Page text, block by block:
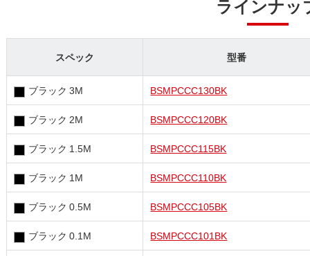
ラインナッ
スペック 型番
ブラック 3M BSMPCCC130BK
ブラック 2M BSMPCCC120BK
ブラック 1.5M BSMPCCC115BK
ブラック 1M BSMPCCC110BK
ブラック 0.5M BSMPCCC105BK
ブラック 0.1M BSMPCCC101BK